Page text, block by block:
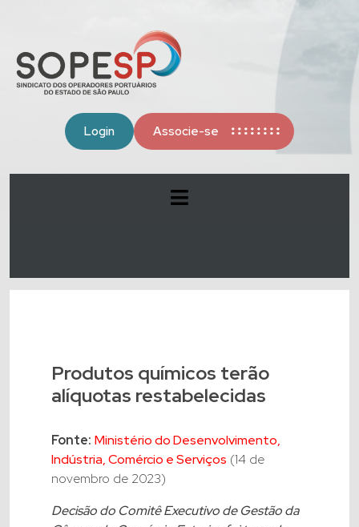
Login Associe-se
Produtos químicos terão
alíquotas restabelecidas
Fonte: Ministério do Desenvolvimento,
Indústria, Comércio e Serviços (14 de
novembro de 2023)
Decisão do Comitê Executivo de Gestão da